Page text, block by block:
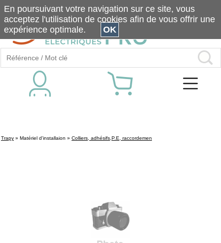
Trapy » Matériel d'installaion » Colliers, adhésifs,P.E, raccordemen
En poursuivant votre navigation sur ce site, vous
acceptez l'utilisation de cookies afin de vous offrir une
expérience optimale.
OK